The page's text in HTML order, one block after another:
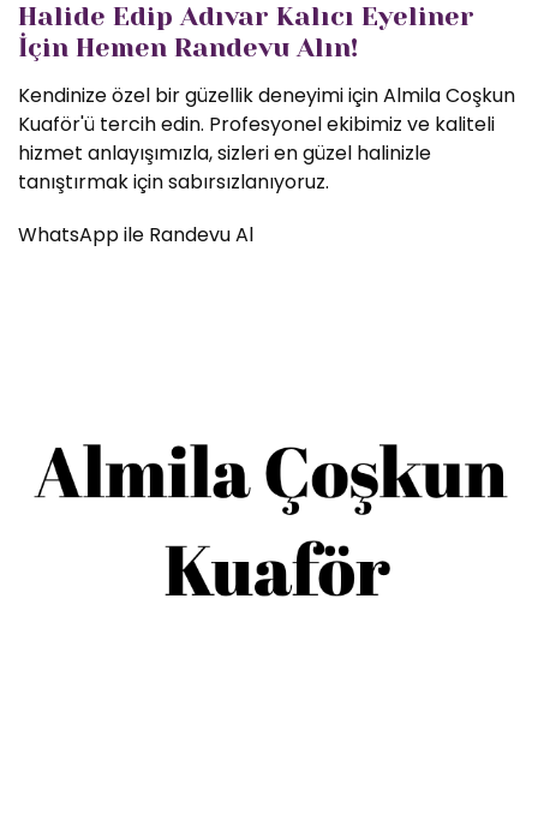
Halide Edip Adıvar Kalıcı Eyeliner
İçin Hemen Randevu Alın!
Kendinize özel bir güzellik deneyimi için Almila Coşkun
Kuaför'ü tercih edin. Profesyonel ekibimiz ve kaliteli
hizmet anlayışımızla, sizleri en güzel halinizle
tanıştırmak için sabırsızlanıyoruz.
WhatsApp ile Randevu Al